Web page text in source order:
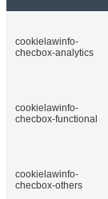
cookielawinfo-
checbox-analytics
cookielawinfo-
checbox-functional
cookielawinfo-
checbox-others